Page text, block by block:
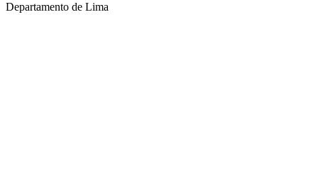
Departamento de Lima